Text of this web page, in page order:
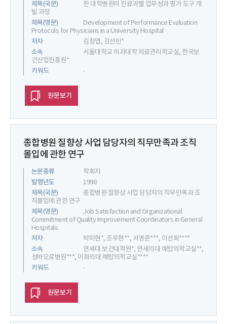
제목(국문)
한 대학병원의 진료과별 업무성과 평가 도구 개
발 과정
제목(영문)
Development of Performance Evaluation
Protocols for Physicians in a University Hospital
저자
김창엽, 김선민*
소속
서울대학교 의과대학 의료관리학교실, 한국보
건산업진흥원*
키워드
-
원문보기
종합병원 질향상 사업 담당자의 직무만족과 조직
몰입에 관한 연구
논문종류
학회지
발행년도
1998
제목(국문)
종합병원 질향상 사업 담당자의 직무만족과 조
직몰입에 관한 연구
제목(영문)
Job Satisfaction and Organizational
Commitment of Quality Improvement Coordinators in General
Hospitals
저자
박미현*, 조우현**, 서영준***, 이선희****
소속
연세대 보건대학원*, 연세의대 예방의학교실**,
성바오로병원***, 이화의대 예방의학교실****
키워드
-
원문보기